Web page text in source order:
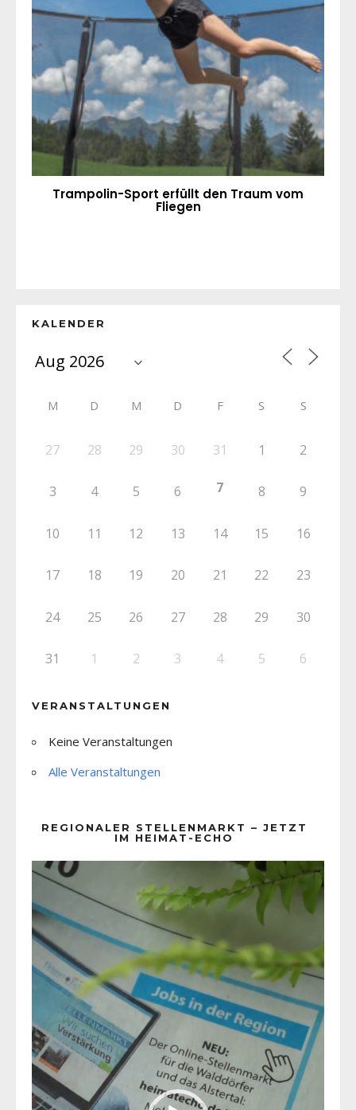
Trampolin-Sport erfüllt den Traum vom
Fliegen
KALENDER
M D M D F S S
27 28 29 30 31 1 2
3 4 5 6 7 8 9
10 11 12 13 14 15 16
17 18 19 20 21 22 23
24 25 26 27 28 29 30
31 1 2 3 4 5 6
VERANSTALTUNGEN
Keine Veranstaltungen
Alle Veranstaltungen
REGIONALER STELLENMARKT – JETZT
IM HEIMAT-ECHO
Player